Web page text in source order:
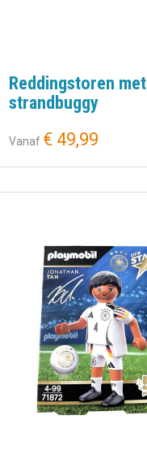
Reddingstoren met
strandbuggy
Vanaf € 49,99